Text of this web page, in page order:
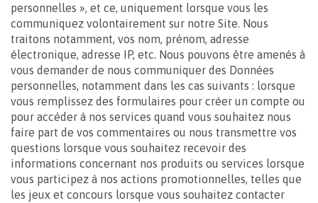
personnelles », et ce, uniquement lorsque vous les
communiquez volontairement sur notre Site. Nous
traitons notamment, vos nom, prénom, adresse
électronique, adresse IP, etc. Nous pouvons être amenés à
vous demander de nous communiquer des Données
personnelles, notamment dans les cas suivants : lorsque
vous remplissez des formulaires pour créer un compte ou
pour accéder à nos services quand vous souhaitez nous
faire part de vos commentaires ou nous transmettre vos
questions lorsque vous souhaitez recevoir des
informations concernant nos produits ou services lorsque
vous participez à nos actions promotionnelles, telles que
les jeux et concours lorsque vous souhaitez contacter